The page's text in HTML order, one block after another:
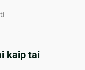
kaip tai